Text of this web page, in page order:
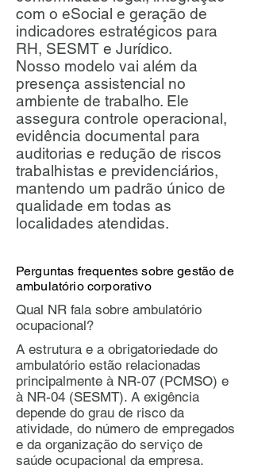
com o eSocial e geração de
indicadores estratégicos para
RH, SESMT e Jurídico.
Nosso modelo vai além da
presença assistencial no
ambiente de trabalho. Ele
assegura controle operacional,
evidência documental para
auditorias e redução de riscos
trabalhistas e previdenciários,
mantendo um padrão único de
qualidade em todas as
localidades atendidas.
Perguntas frequentes sobre gestão de
ambulatório corporativo
Qual NR fala sobre ambulatório
ocupacional?
A estrutura e a obrigatoriedade do
ambulatório estão relacionadas
principalmente à NR-07 (PCMSO) e
à NR-04 (SESMT). A exigência
depende do grau de risco da
atividade, do número de empregados
e da organização do serviço de
saúde ocupacional da empresa.